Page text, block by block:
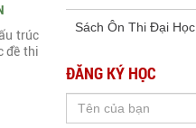
trúc
đề thi
Sách Ôn Thi Đại Học
ĐĂNG KÝ HỌC